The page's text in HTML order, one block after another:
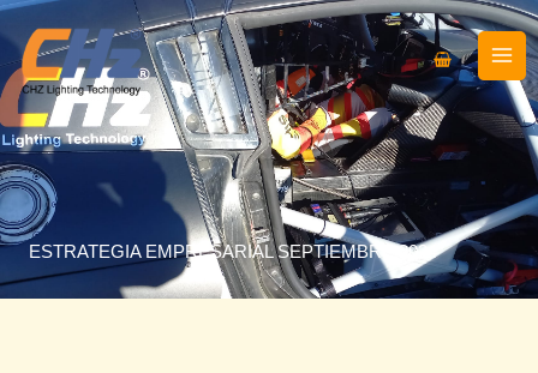
Ir
al
contenido
ESTRATEGIA EMPRESARIAL SEPTIEMBRE 2024